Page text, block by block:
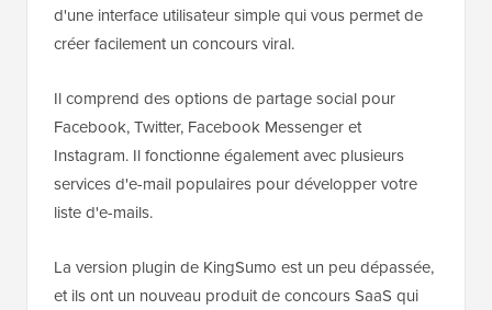
d'une interface utilisateur simple qui vous permet de
créer facilement un concours viral.
Il comprend des options de partage social pour
Facebook, Twitter, Facebook Messenger et
Instagram. Il fonctionne également avec plusieurs
services d'e-mail populaires pour développer votre
liste d'e-mails.
La version plugin de KingSumo est un peu dépassée,
et ils ont un nouveau produit de concours SaaS qui